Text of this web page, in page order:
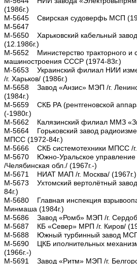
(1986г.)
М-5645 Свирская судоверфь МСП
М-5647
М-5650 Харьковский кабельный
(12.1986г.)
М-5652 Министерство тракторного и
машиностроения СССР (1974-83г.)
М-5653 Украинский филиал НИИ
/г. Харьков/ (1986г.)
М-5658 Завод «Анзис» МЭП /г.
(1984г.)
М-5659 СКБ РА (рентгеновской
(-1980г.)
М-5662 Калязинский филиал ММЗ
М-5664 Горьковский завод
МПСС (1972-84г.)
М-5666 СКБ системотехники МПСС /г.
М-5670 Южно-Уральское управление
/Челябинская обл./ (1967г.-)
М-5671 НИАТ МАП /г. Москва/ (1967г.)
М-5673 Ухтомский вертолётный
84г.)
М-5680 Главная инспекция
Минмаша (1984г.)
М-5686 Завод «Ромб» МЭП /г.
М-5687 КБ «Север» МРП /г. Киров/
М-5688 Южный турбинный завод МСП
М-5690 ЦКБ иполнительных
(1966г.-)
М-5691 Завод «Ритм» МЭП /г.